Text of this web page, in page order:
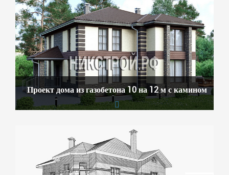
Проект дома из газобетона 10 на 12 м с камином